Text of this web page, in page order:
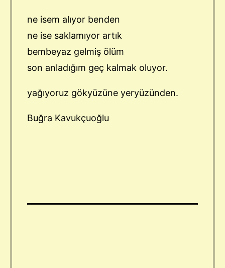
ne isem alıyor benden
ne ise saklamıyor artık
bembeyaz gelmiş ölüm
son anladığım geç kalmak oluyor.
yağıyoruz gökyüzüne yeryüzünden.
Buğra Kavukçuoğlu